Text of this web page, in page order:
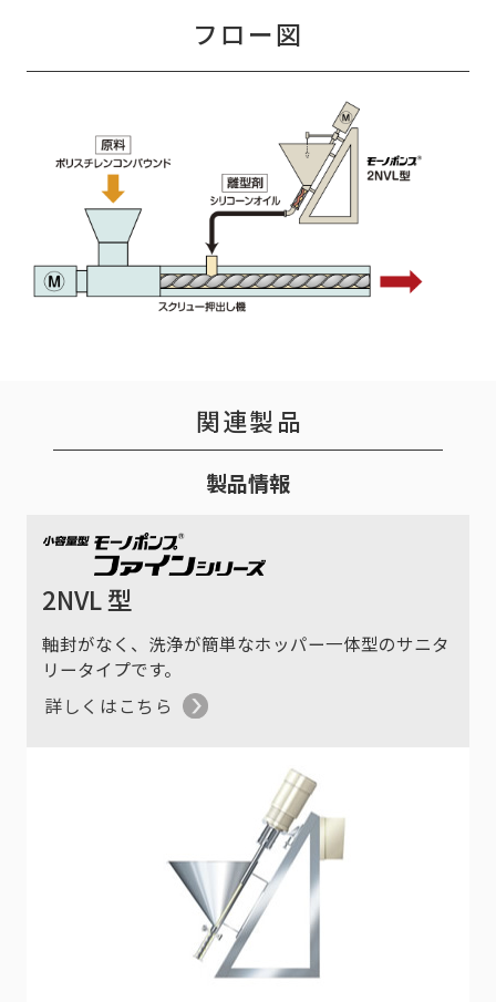
フロー図
関連製品
製品情報
2NVL 型
軸封がなく、洗浄が簡単なホッパー一体型のサニタ
リータイプです。
詳しくはこちら